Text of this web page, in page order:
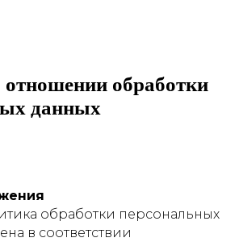
обработки
данных
обработки персональных
в соответствии